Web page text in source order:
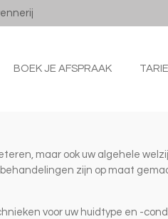
BOEK JE AFSPRAAK
maar ook uw algehele
zijn op maat
voor uw huidtype en -